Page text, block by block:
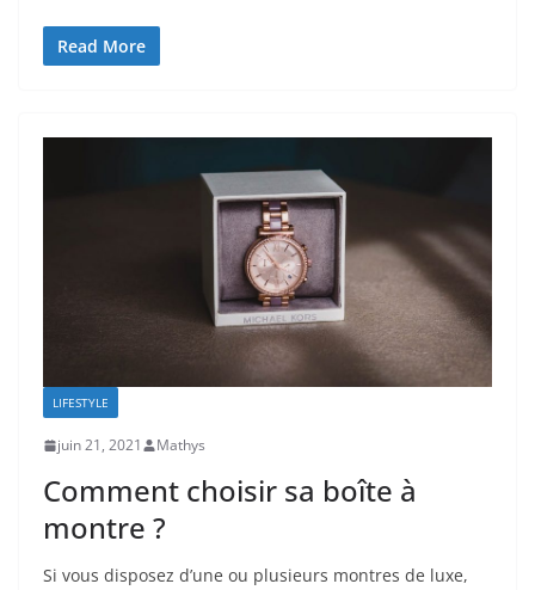
Read More
LIFESTYLE
juin 21, 2021 Mathys
Comment choisir sa boîte à
montre ?
Si vous disposez d’une ou plusieurs montres de luxe,